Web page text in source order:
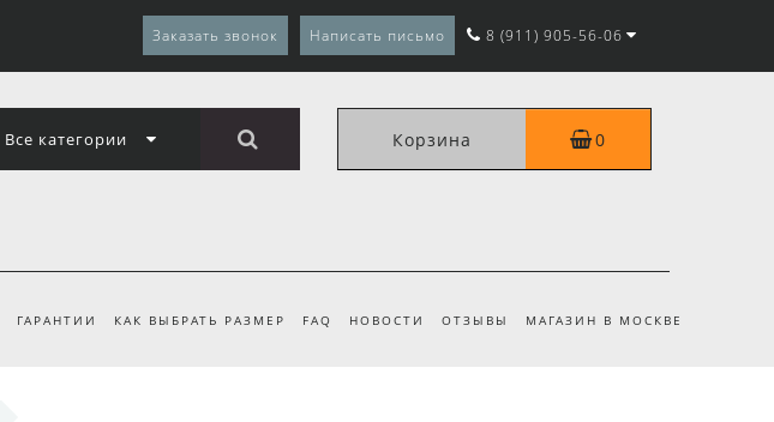
Заказать звонок Написать письмо 8 (911) 905-56-06
Все категории Корзина 0
ГАРАНТИИ КАК ВЫБРАТЬ РАЗМЕР FAQ НОВОСТИ ОТЗЫВЫ МАГАЗИН В МОСКВЕ